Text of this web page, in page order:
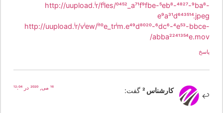
http://uupload.ir/files/0452_a71f9fbe-5eb8-4827-
http://uupload.ir/view/i10e_trim.e49d8020-6dc6-4e53-
کارشناس 2 گفت: